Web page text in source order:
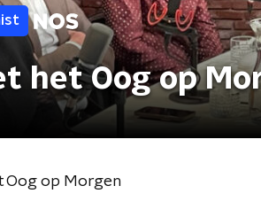
het Oog op
Oog op Morgen